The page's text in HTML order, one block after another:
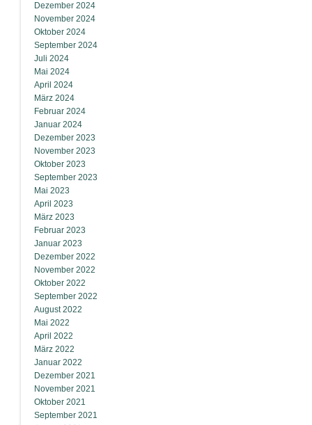
Dezember 2024
November 2024
Oktober 2024
September 2024
Juli 2024
Mai 2024
April 2024
März 2024
Februar 2024
Januar 2024
Dezember 2023
November 2023
Oktober 2023
September 2023
Mai 2023
April 2023
März 2023
Februar 2023
Januar 2023
Dezember 2022
November 2022
Oktober 2022
September 2022
August 2022
Mai 2022
April 2022
März 2022
Januar 2022
Dezember 2021
November 2021
Oktober 2021
September 2021